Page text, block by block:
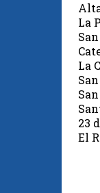
La
La
23
El